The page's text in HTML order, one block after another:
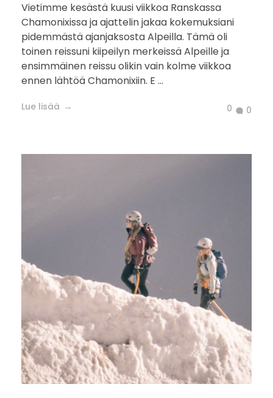
Vietimme kesästä kuusi viikkoa Ranskassa
Chamonixissa ja ajattelin jakaa kokemuksiani
pidemmästä ajanjaksosta Alpeilla. Tämä oli
toinen reissuni kiipeilyn merkeissä Alpeille ja
ensimmäinen reissu olikin vain kolme viikkoa
ennen lähtöä Chamonixiin. E ...
Lue lisää 0 0